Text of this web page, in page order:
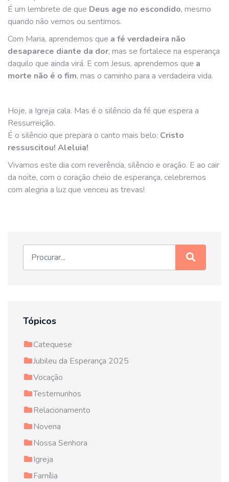
É um lembrete de que Deus age no escondido, mesmo
quando não vemos ou sentimos.
Com Maria, aprendemos que a fé verdadeira não
desaparece diante da dor, mas se fortalece na esperança
daquilo que ainda virá. E com Jesus, aprendemos que a
morte não é o fim, mas o caminho para a verdadeira vida.
Hoje, a Igreja cala. Mas é o silêncio da fé que espera a
Ressurreição.
É o silêncio que prepara o canto mais belo: Cristo
ressuscitou! Aleluia!
Vivamos este dia com reverência, silêncio e oração. E ao cair
da noite, com o coração cheio de esperança, celebremos
com alegria a luz que venceu as trevas!
Tópicos
Catequese
Jubileu da Esperança 2025
Vocação
Testemunhos
Relacionamento
Novena
Nossa Senhora
Igreja
Família